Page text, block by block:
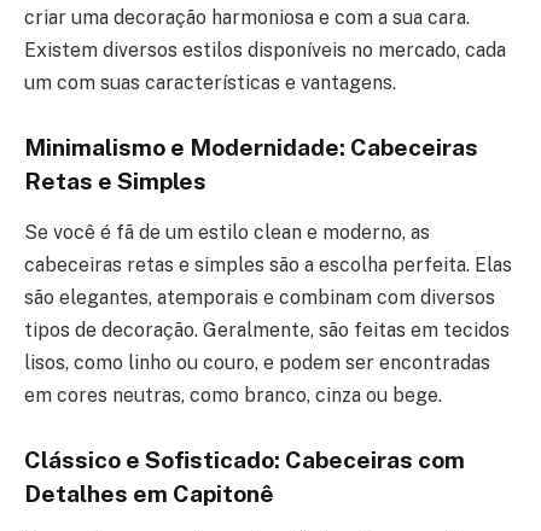
criar uma decoração harmoniosa e com a sua cara.
Existem diversos estilos disponíveis no mercado, cada
um com suas características e vantagens.
Minimalismo e Modernidade: Cabeceiras
Retas e Simples
Se você é fã de um estilo clean e moderno, as
cabeceiras retas e simples são a escolha perfeita. Elas
são elegantes, atemporais e combinam com diversos
tipos de decoração. Geralmente, são feitas em tecidos
lisos, como linho ou couro, e podem ser encontradas
em cores neutras, como branco, cinza ou bege.
Clássico e Sofisticado: Cabeceiras com
Detalhes em Capitonê